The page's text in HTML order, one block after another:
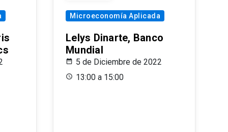
Microeconomía Aplicada
Lelys Dinarte, Banco
Mundial
5 de Diciembre de 2022
13:00 a 15:00